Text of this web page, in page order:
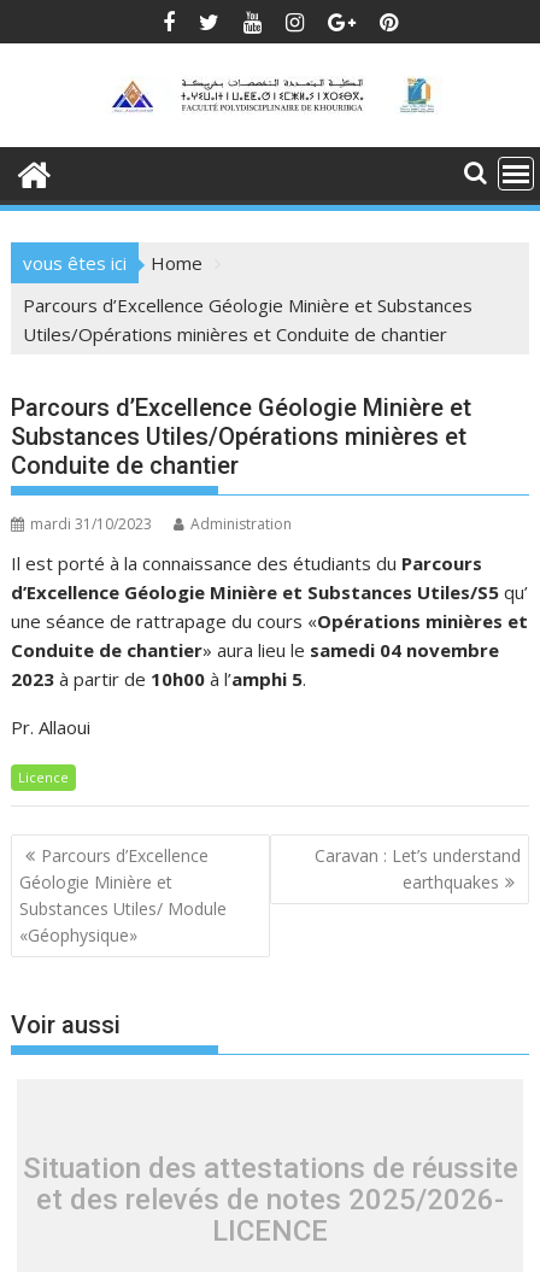
to
vous êtes ici
Home
Parcours d’Excellence Géologie Minière et Substances
Utiles/Opérations minières et Conduite de chantier
Parcours d’Excellence Géologie Minière et
Substances Utiles/Opérations minières et
Conduite de chantier
mardi 31/10/2023 Administration
Il est porté à la connaissance des étudiants du Parcours
d’Excellence Géologie Minière et Substances Utiles/S5 qu’
une séance de rattrapage du cours «Opérations minières et
Conduite de chantier» aura lieu le samedi 04 novembre
2023 à partir de 10h00 à l’amphi 5.
Pr. Allaoui
Licence
Navigation
de
l’article
Parcours d’Excellence
Géologie Minière et
Substances Utiles/ Module
«Géophysique»
Caravan : Let’s understand
earthquakes
Voir aussi
Situation des attestations de réussite
et des relevés de notes 2025/2026-
LICENCE